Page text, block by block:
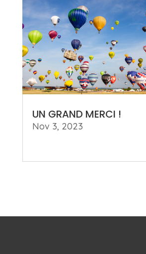
UN GRAND MERCI !
Nov 3, 2023